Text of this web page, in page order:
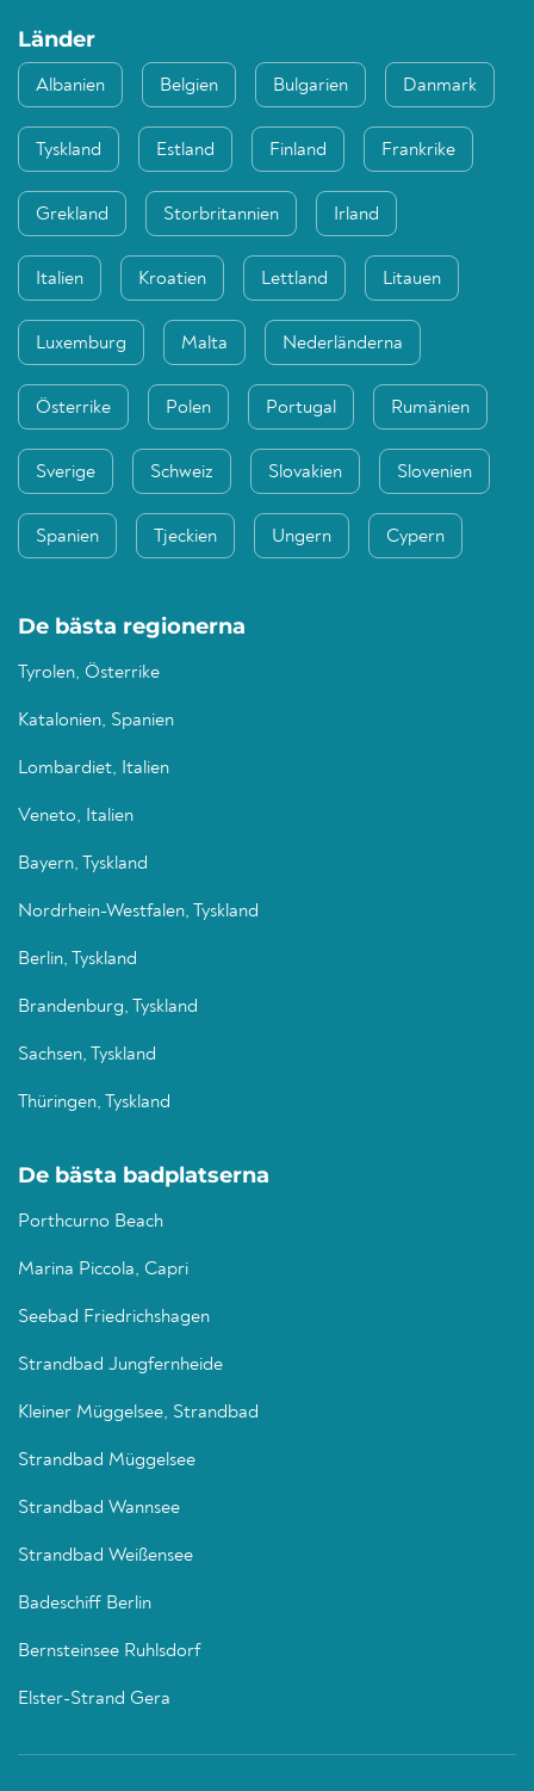
Länder
Albanien Belgien Bulgarien Danmark
Tyskland Estland Finland Frankrike
Grekland Storbritannien Irland
Italien Kroatien Lettland Litauen
Luxemburg Malta Nederländerna
Österrike Polen Portugal Rumänien
Sverige Schweiz Slovakien Slovenien
Spanien Tjeckien Ungern Cypern
De bästa regionerna
Tyrolen, Österrike
Katalonien, Spanien
Lombardiet, Italien
Veneto, Italien
Bayern, Tyskland
Nordrhein-Westfalen, Tyskland
Berlin, Tyskland
Brandenburg, Tyskland
Sachsen, Tyskland
Thüringen, Tyskland
De bästa badplatserna
Porthcurno Beach
Marina Piccola, Capri
Seebad Friedrichshagen
Strandbad Jungfernheide
Kleiner Müggelsee, Strandbad
Strandbad Müggelsee
Strandbad Wannsee
Strandbad Weißensee
Badeschiff Berlin
Bernsteinsee Ruhlsdorf
Elster-Strand Gera